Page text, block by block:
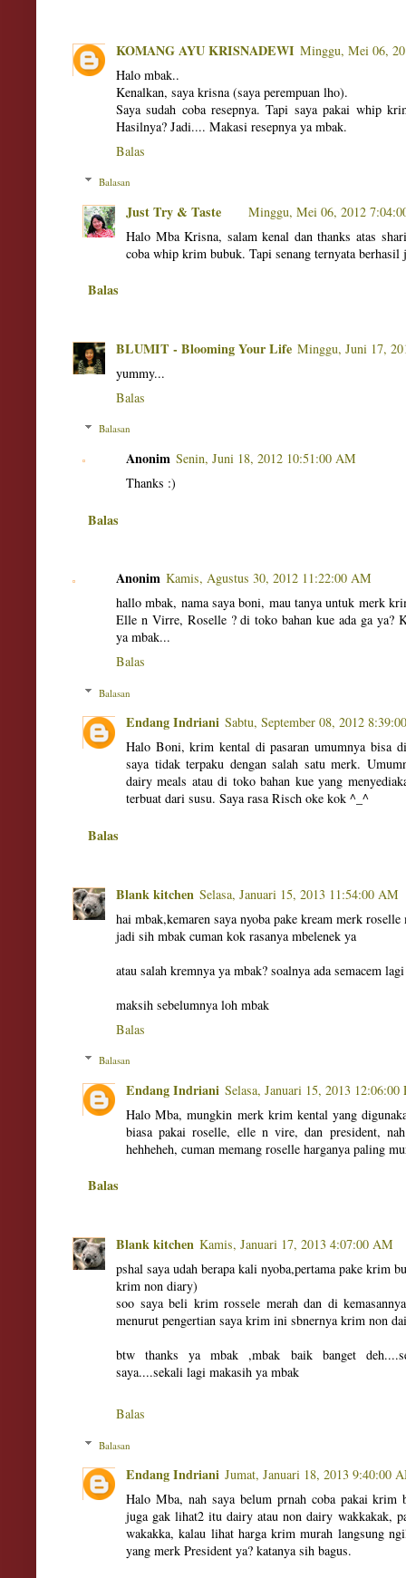
KOMANG AYU KRISNADEWI Minggu, Mei 06,
Halo mbak..
Kenalkan, saya krisna (saya perempuan lho).
Saya sudah coba resepnya. Tapi saya pakai whip
Hasilnya? Jadi.... Makasi resepnya ya mbak.
Balas
Balasan
Just Try & Taste
Minggu, Mei 06, 2012
Halo Mba Krisna, salam kenal dan thanks atas
coba whip krim bubuk. Tapi senang ternyata berhasil
Balas
BLUMIT - Blooming Your Life Minggu, Juni 17,
yummy...
Balas
Balasan
Anonim Senin, Juni 18, 2012 10:51:00 AM
Thanks :)
Balas
Anonim Kamis, Agustus 30, 2012 11:22:00 AM
hallo mbak, nama saya boni, mau tanya untuk merk
Elle n Virre, Roselle ? di toko bahan kue ada ga ya?
ya mbak...
Balas
Balasan
Endang Indriani Sabtu, September 08, 2012
Halo Boni, krim kental di pasaran umumnya bisa
saya tidak terpaku dengan salah satu merk.
dairy meals atau di toko bahan kue yang
terbuat dari susu. Saya rasa Risch oke kok ^_^
Balas
Blank kitchen Selasa, Januari 15, 2013 11:54:00 AM
hai mbak,kemaren saya nyoba pake kream merk roselle
jadi sih mbak cuman kok rasanya mbelenek ya
atau salah kremnya ya mbak? soalnya ada semacem
maksih sebelumnya loh mbak
Balas
Balasan
Endang Indriani Selasa, Januari 15, 2013 12:06:00
Halo Mba, mungkin merk krim kental yang
biasa pakai roselle, elle n vire, dan president,
hehheheh, cuman memang roselle harganya paling
Balas
Blank kitchen Kamis, Januari 17, 2013 4:07:00 AM
pshal saya udah berapa kali nyoba,pertama pake krim
krim non diary)
soo saya beli krim rossele merah dan di
menurut pengertian saya krim ini sbnernya krim non
btw thanks ya mbak ,mbak baik banget
saya....sekali lagi makasih ya mbak
Balas
Balasan
Endang Indriani Jumat, Januari 18, 2013 9:40:00
Halo Mba, nah saya belum prnah coba pakai
juga gak lihat2 itu dairy atau non dairy wakkakak,
wakakka, kalau lihat harga krim murah langsung
yang merk President ya? katanya sih bagus.